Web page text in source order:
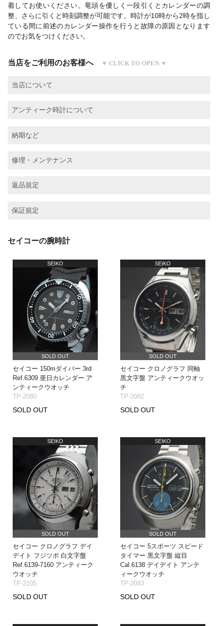
着してお使いください。竜頭を優しく一段引くとカレンダーの調
整、さらに引くと時刻調整が可能です。時計が10時から2時を指し
ている間に前述のカレンダー操作を行うと故障の原因となります
のでお気をつけください。
当店をご利用のお客様へ
当店について
アンティーク時計について
納期など
修理・メンテナンス
返品規定
保証規定
セイコーの腕時計
SEIKO
SOLD OUT
セイコー 150mダイバー 3rd
Ref.6309 亜日カレンダー ア
ンティークウオッチ
TP-2080
SOLD OUT
SEIKO
SOLD OUT
セイコー クロノグラフ 同軸
黒文字盤 アンティークウオッ
チ
TP-2082
SOLD OUT
SEIKO
SOLD OUT
セイコー クロノグラフ デイ
デイト フジツボ 白文字盤
Ref.6139-7160 アンティーク
ウオッチ
TP-2105
SOLD OUT
SEIKO
SOLD OUT
セイコー 5スポーツ スピード
タイマー 黒文字盤 縦目
Cal.6138 デイデイト アンテ
ィークウオッチ
TP-2083
SOLD OUT